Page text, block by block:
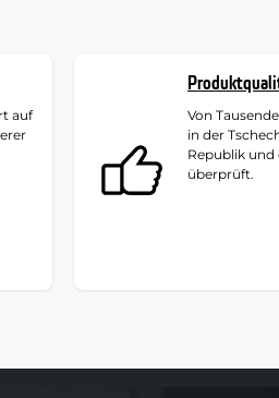
auf
Von
in der
Republik und
überprüft.